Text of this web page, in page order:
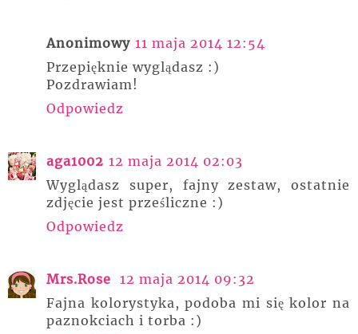
Anonimowy 11 maja 2014 12:54
Przepięknie wyglądasz :)
Pozdrawiam!
Odpowiedz
aga1002 12 maja 2014 02:03
Wyglądasz super, fajny zestaw, ostatnie
zdjęcie jest prześliczne :)
Odpowiedz
Mrs.Rose 12 maja 2014 09:32
Fajna kolorystyka, podoba mi się kolor na
paznokciach i torba :)